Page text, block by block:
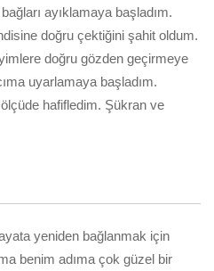
ayıklamaya başladım.
doğru çektiğini şahit oldum.
doğru gözden geçirmeye
uyarlamaya başladım.
hafifledim. Şükran ve
yeniden bağlanmak için
benim adıma çok güzel bir